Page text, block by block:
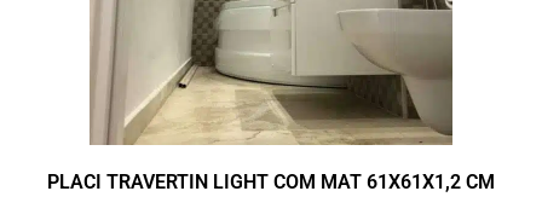
PLACI TRAVERTIN LIGHT COM MAT 61X61X1,2 CM